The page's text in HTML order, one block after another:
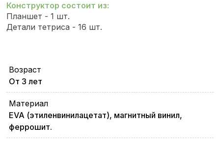
Конструктор состоит из:
Планшет - 1 шт.
Детали тетриса - 16 шт.
Возраст
От 3 лет
Материал
EVA (этиленвинилацетат), магнитный винил,
феррошит.